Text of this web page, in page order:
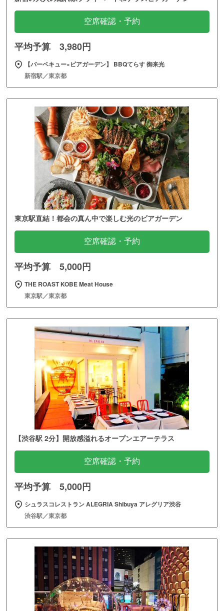
空席確認・予約
平均予算 3,980円
【バーベキュー×ビアガーデン】 BBQてらす 御来光
新宿駅／東京都
東京駅直結！都会の真ん中で楽しむ光のビアガーデン
空席確認・予約
平均予算 5,000円
THE ROAST KOBE Meat House
東京駅／東京都
【渋谷駅 2分】開放感溢れるオープンエアーテラス
空席確認・予約
平均予算 5,000円
シュラスコレストラン ALEGRIA Shibuya アレグリア渋谷
渋谷駅／東京都